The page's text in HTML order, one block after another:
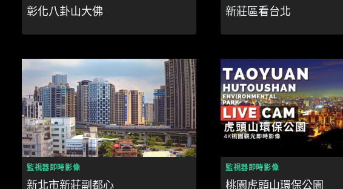
彰化八卦山大佛 新莊區看台北
監視器即時影像
新北市新莊副都心
監視器即時影像
桃園虎頭山環保公園